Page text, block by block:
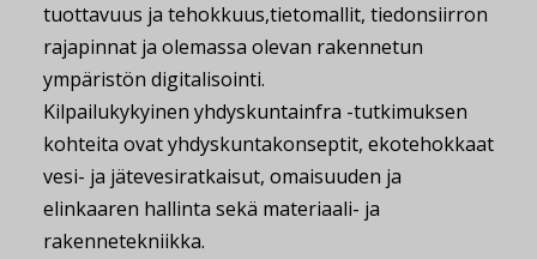
tuottavuus ja tehokkuus,tietomallit, tiedonsiirron
rajapinnat ja olemassa olevan rakennetun
ympäristön digitalisointi.
Kilpailukykyinen yhdyskuntainfra -tutkimuksen
kohteita ovat yhdyskuntakonseptit, ekotehokkaat
vesi- ja jätevesiratkaisut, omaisuuden ja
elinkaaren hallinta sekä materiaali- ja
rakennetekniikka.